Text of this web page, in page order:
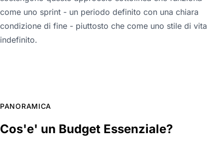
come uno sprint - un periodo definito con una chiara
condizione di fine - piuttosto che come uno stile di vita
indefinito.
PANORAMICA
Cos'e' un Budget Essenziale?